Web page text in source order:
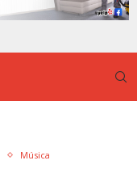
Música